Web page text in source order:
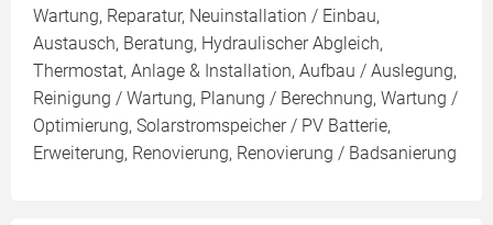
Wartung, Reparatur, Neuinstallation / Einbau,
Austausch, Beratung, Hydraulischer Abgleich,
Thermostat, Anlage & Installation, Aufbau / Auslegung,
Reinigung / Wartung, Planung / Berechnung, Wartung /
Optimierung, Solarstromspeicher / PV Batterie,
Erweiterung, Renovierung, Renovierung / Badsanierung